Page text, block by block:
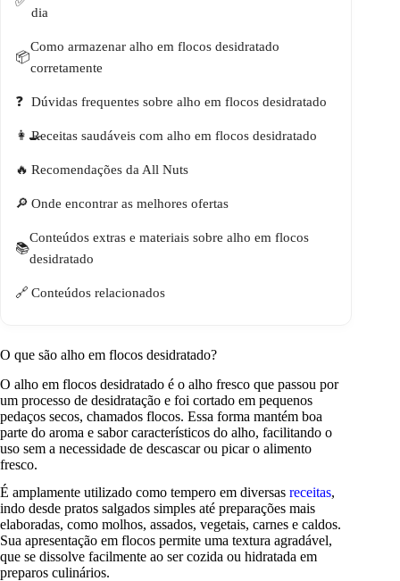
dia
Como armazenar alho em flocos desidratado
corretamente
Dúvidas frequentes sobre alho em flocos desidratado
Receitas saudáveis com alho em flocos desidratado
Recomendações da All Nuts
Onde encontrar as melhores ofertas
Conteúdos extras e materiais sobre alho em flocos
desidratado
Conteúdos relacionados
O que são alho em flocos desidratado?
O alho em flocos desidratado é o alho fresco que passou por
um processo de desidratação e foi cortado em pequenos
pedaços secos, chamados flocos. Essa forma mantém boa
parte do aroma e sabor característicos do alho, facilitando o
uso sem a necessidade de descascar ou picar o alimento
fresco.
É amplamente utilizado como tempero em diversas receitas,
indo desde pratos salgados simples até preparações mais
elaboradas, como molhos, assados, vegetais, carnes e caldos.
Sua apresentação em flocos permite uma textura agradável,
que se dissolve facilmente ao ser cozida ou hidratada em
preparos culinários.